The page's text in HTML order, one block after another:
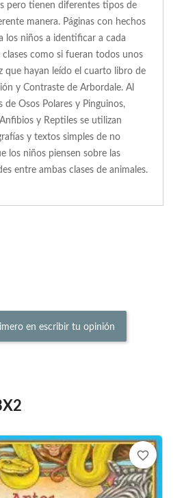
pero tienen diferentes tipos de
manera. Páginas con hechos
los niños a identificar a cada
clases como si fueran todos unos
que hayan leído el cuarto libro de
y Contraste de Arbordale. Al
de Osos Polares y Pinguinos,
y Reptiles se utilizan
y textos simples de no
los niños piensen sobre las
entre ambas clases de animales.
en escribir tu opinión
favorite_border